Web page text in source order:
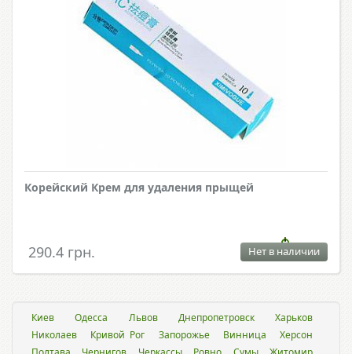
Корейский Крем для удаления прыщей
290.4 грн. Нет в наличии
Киев Одесса Львов Днепропетровск
Харьков
Николаев
Кривой Рог Запорожье Винница
Херсон